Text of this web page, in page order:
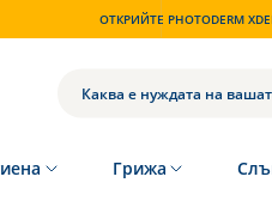
ОТКРИЙТЕ PHOTODERM
Грижа